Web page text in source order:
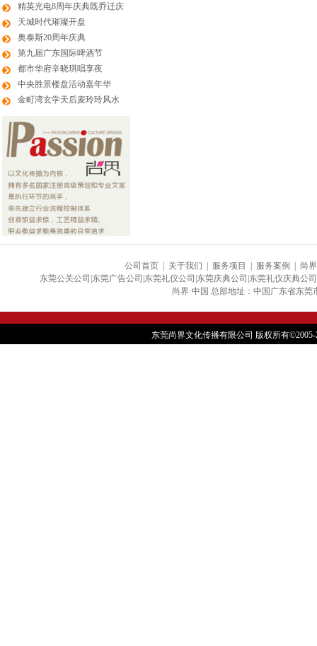
精英光电8周年庆典既乔迁庆
天城时代璀璨开盘
奥泰斯20周年庆典
第九届广东国际啤酒节
都市华府辛晓琪唱享夜
中央胜景楼盘活动嘉年华
金町湾玄学天后麦玲玲风水
公司首页 关于我们 服务项目 服务案例
尚
东莞公关公司|东莞广告公司|东莞礼仪公司|东莞庆典公司|东莞礼仪庆典公
尚界·中国 总部地址：中国广东省东莞
东莞尚界文化传播有限公司 版权所有